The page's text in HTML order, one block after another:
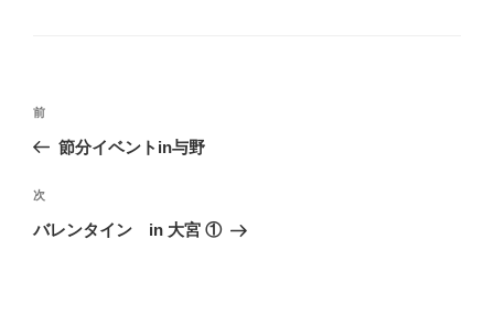
投
ビ
ゲ
過
去
投
稿
前
節分イベントin与野
次
の
次
バレンタイン in 大宮 ①